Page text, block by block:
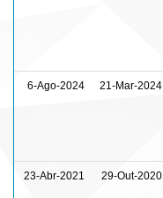
6-Ago-2024 21-Mar-2024
23-Abr-2021 29-Out-2020